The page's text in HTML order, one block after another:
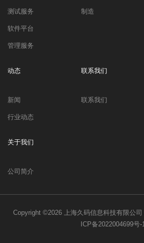
测试服务
软件平台
管理服务
制造
动态
新闻
行业动态
联系我们
联系我们
关于我们
公司简介
Copyright ©2026 上海久码信息科技有限公司
ICP备2022004699号-1